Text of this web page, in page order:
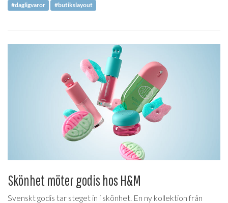
#dagligvaror #butikslayout
Skönhet möter godis hos H&M
Svenskt godis tar steget in i skönhet. En ny kollektion från